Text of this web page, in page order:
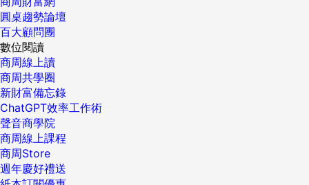
圓桌趨勢論壇
百大顧問團
數位閱讀
商周線上讀
商周共學圈
新財富備忘錄
ChatGPT效率工作術
聲音商學院
商周線上課程
商周Store
週年慶好禮送